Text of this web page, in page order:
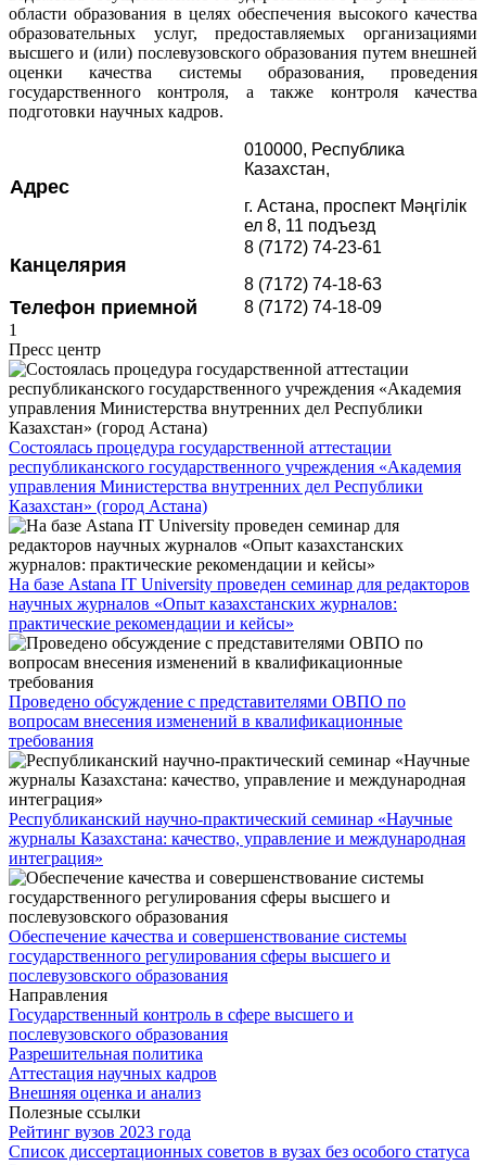
области образования в целях обеспечения высокого качества
образовательных услуг, предоставляемых организациями
высшего и (или) послевузовского образования путем внешней
оценки качества системы образования, проведения
государственного контроля, а также контроля качества
подготовки научных кадров.
Адрес
010000, Республика
Казахстан,
г. Астана, проспект Мәңгілік
ел 8, 11 подъезд
Канцелярия
8 (7172) 74-23-61
8 (7172) 74-18-63
Телефон приемной
8 (7172) 74-18-09
1
Пресс центр
Состоялась процедура государственной аттестации
республиканского государственного учреждения «Академия
управления Министерства внутренних дел Республики
Казахстан» (город Астана)
На базе Astana IT University проведен семинар для редакторов
научных журналов «Опыт казахстанских журналов:
практические рекомендации и кейсы»
Проведено обсуждение с представителями ОВПО по
вопросам внесения изменений в квалификационные
требования
Республиканский научно-практический семинар «Научные
журналы Казахстана: качество, управление и международная
интеграция»
Обеспечение качества и совершенствование системы
государственного регулирования сферы высшего и
послевузовского образования
Направления
Государственный контроль в сфере высшего и
послевузовского образования
Разрешительная политика
Аттестация научных кадров
Внешняя оценка и анализ
Полезные ссылки
Рейтинг вузов 2023 года
Список диссертационных советов в вузах без особого статуса